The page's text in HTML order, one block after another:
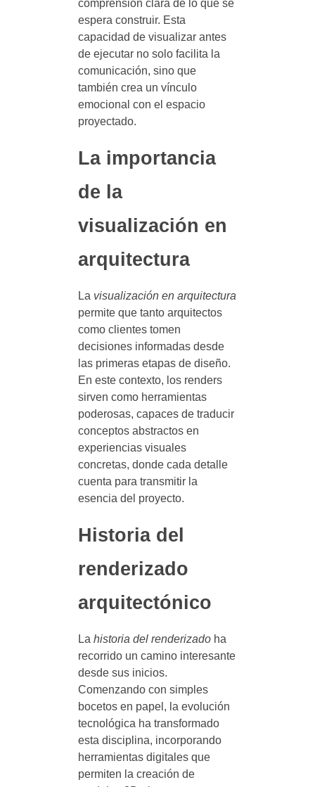
comprensión clara de lo que se
espera construir. Esta
capacidad de visualizar antes
de ejecutar no solo facilita la
comunicación, sino que
también crea un vínculo
emocional con el espacio
proyectado.
La importancia
de la
visualización en
arquitectura
La visualización en arquitectura
permite que tanto arquitectos
como clientes tomen
decisiones informadas desde
las primeras etapas de diseño.
En este contexto, los renders
sirven como herramientas
poderosas, capaces de traducir
conceptos abstractos en
experiencias visuales
concretas, donde cada detalle
cuenta para transmitir la
esencia del proyecto.
Historia del
renderizado
arquitectónico
La historia del renderizadoha
recorrido un camino interesante
desde sus inicios.
Comenzando con simples
bocetos en papel, la evolución
tecnológica ha transformado
esta disciplina, incorporando
herramientas digitales que
permiten la creación de